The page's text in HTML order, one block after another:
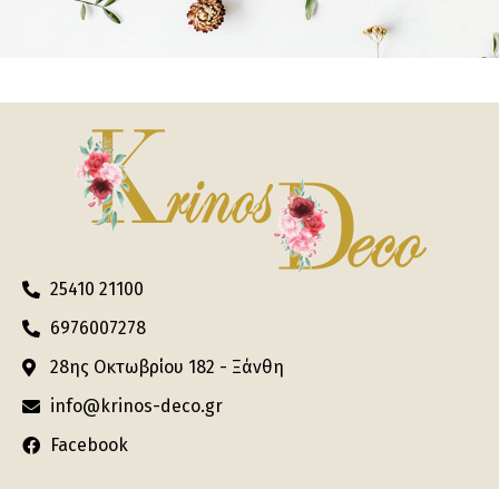
25410 21100
6976007278
28ης Οκτωβρίου 182 - Ξάνθη
info@krinos-deco.gr
Facebook